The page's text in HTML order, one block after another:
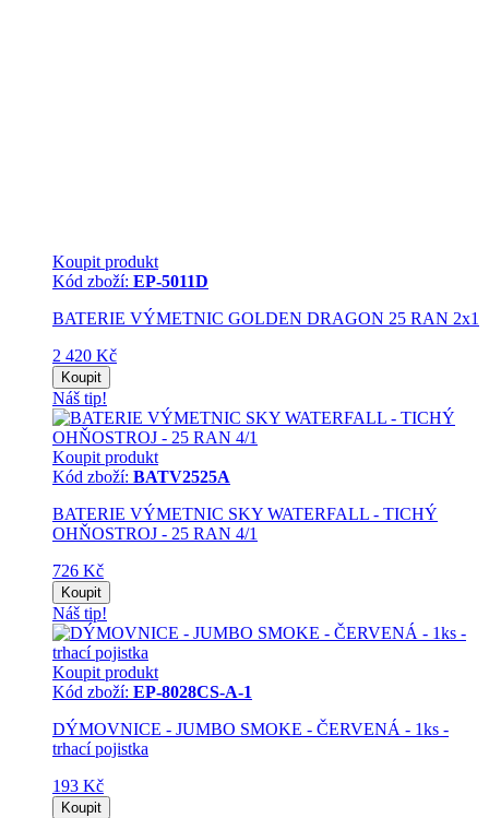
Koupit produkt
Kód zboží: EP-5011D
BATERIE VÝMETNIC GOLDEN DRAGON 25 RAN 2x1
2 420 Kč
Koupit
Náš tip!
Koupit produkt
Kód zboží: BATV2525A
BATERIE VÝMETNIC SKY WATERFALL - TICHÝ
OHŇOSTROJ - 25 RAN 4/1
726 Kč
Koupit
Náš tip!
Koupit produkt
Kód zboží: EP-8028CS-A-1
DÝMOVNICE - JUMBO SMOKE - ČERVENÁ - 1ks -
trhací pojistka
193 Kč
Koupit